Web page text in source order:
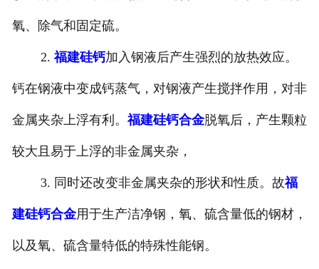
氧、除气和固定硫。
2. 福建硅钙加入钢液后产生强烈的放热效应。
钙在钢液中变成钙蒸气，对钢液产生搅拌作用，对非
金属夹杂上浮有利。 福建硅钙合金脱氧后，产生颗粒
较大且易于上浮的非金属夹杂，
3. 同时还改变非金属夹杂的形状和性质。故福
建硅钙合金用于生产洁净钢，氧、硫含量低的钢材，
以及氧、硫含量特低的特殊性能钢。